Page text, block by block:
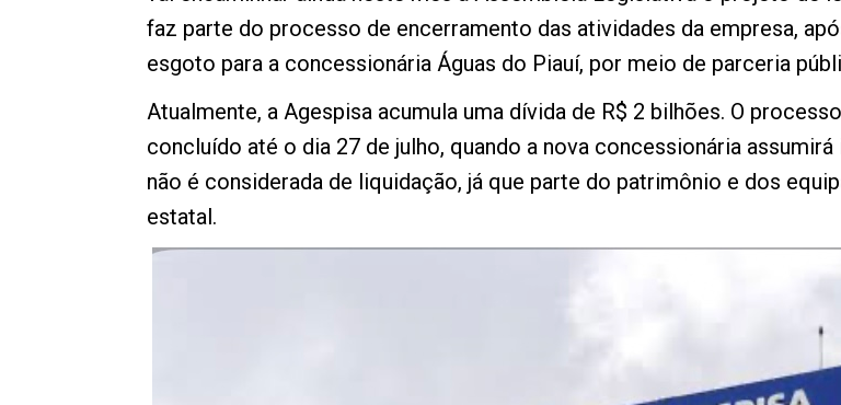
faz parte do processo de encerramento das atividades da empresa,
esgoto para a concessionária Águas do Piauí, por meio de parceria
Atualmente, a Agespisa acumula uma dívida de R$ 2 bilhões. O
concluído até o dia 27 de julho, quando a nova concessionária
não é considerada de liquidação, já que parte do patrimônio e dos
estatal.